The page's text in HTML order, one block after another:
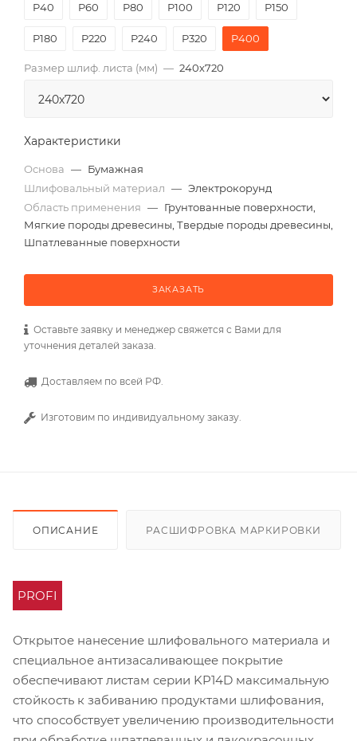
P40
P60 P80 P100 P120 P150
P180 P220 P240 P320 P400
Размер шлиф. листа (мм) — 240х720
Характеристики
Основа — Бумажная
Шлифовальный материал — Электрокорунд
Область применения — Грунтованные поверхности,
Мягкие породы древесины, Твердые породы древесины,
Шпатлеванные поверхности
ЗАКАЗАТЬ
Оставьте заявку и менеджер свяжется с Вами для
уточнения деталей заказа.
Доставляем по всей РФ.
Изготовим по индивидуальному заказу.
ОПИСАНИЕ РАСШИФРОВКА МАРКИРОВКИ
PROFI
Открытое нанесение шлифовального материала и
специальное антизасаливающее покрытие
обеспечивают листам серии KP14D максимальную
стойкость к забиванию продуктами шлифования,
что способствует увеличению производительности